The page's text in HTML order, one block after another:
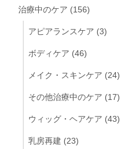
治療中のケア (156)
アピアランスケア (3)
ボディケア (46)
メイク・スキンケア (24)
その他治療中のケア (17)
ウィッグ・ヘアケア (43)
乳房再建 (23)